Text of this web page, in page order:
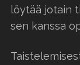
löytää jotain
sen kanssa